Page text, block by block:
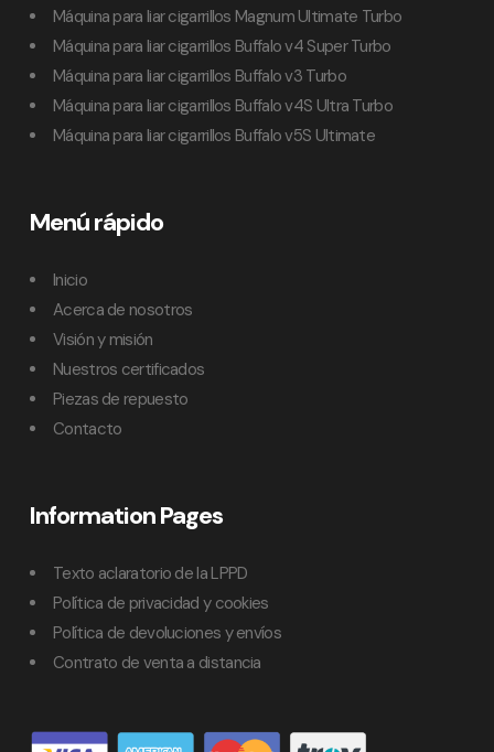
Máquina para liar cigarrillos Magnum Ultimate Turbo
Máquina para liar cigarrillos Buffalo v4 Super Turbo
Máquina para liar cigarrillos Buffalo v3 Turbo
Máquina para liar cigarrillos Buffalo v4S Ultra Turbo
Máquina para liar cigarrillos Buffalo v5S Ultimate
Menú rápido
Inicio
Acerca de nosotros
Visión y misión
Nuestros certificados
Piezas de repuesto
Contacto
Information Pages
Texto aclaratorio de la LPPD
Política de privacidad y cookies
Política de devoluciones y envíos
Contrato de venta a distancia